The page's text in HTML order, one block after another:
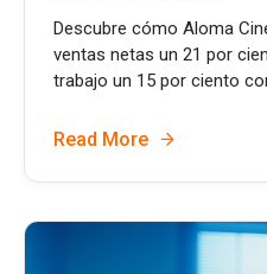
Descubre cómo Aloma
ventas netas un 21 por
trabajo un 15 por ciento
Read More